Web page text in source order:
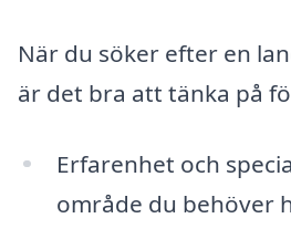
När du söker efter en
är det bra att tänka på
Erfarenhet och
område du behöver